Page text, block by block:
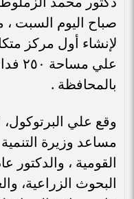
صباح اليوم السبت ،
لإنشاء أول مركز
علي
بالمحافظة .
وقع علي البرتوكول،
مساعد وزيرة
القومية ، والدكتور
البحوث الزراعية،